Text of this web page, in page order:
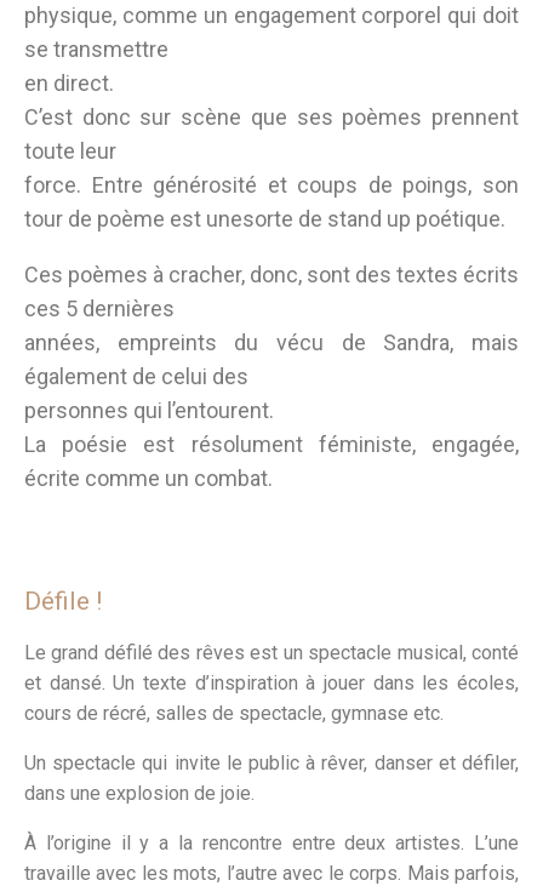
physique, comme un engagement corporel qui doit
se transmettre
en direct.
C’est donc sur scène que ses poèmes prennent
toute leur
force. Entre générosité et coups de poings, son
tour de poème est unesorte de stand up poétique.
Ces poèmes à cracher, donc, sont des textes écrits
ces 5 dernières
années, empreints du vécu de Sandra, mais
également de celui des
personnes qui l’entourent.
La poésie est résolument féministe, engagée,
écrite comme un combat.
Défile !
Le grand défilé des rêves est un spectacle musical, conté
et dansé. Un texte d’inspiration à jouer dans les écoles,
cours de récré, salles de spectacle, gymnase etc.
Un spectacle qui invite le public à rêver, danser et défiler,
dans une explosion de joie.
À l’origine il y a la rencontre entre deux artistes. L’une
travaille avec les mots, l’autre avec le corps. Mais parfois,